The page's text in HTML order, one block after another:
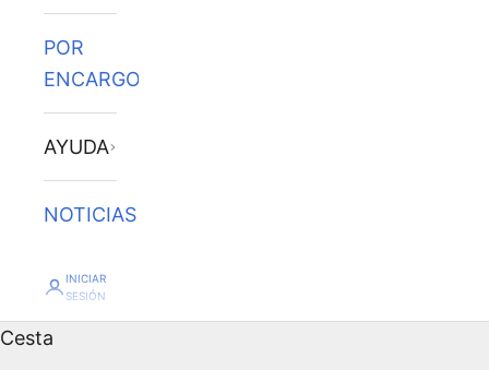
POR
ENCARGO
AYUDA
NOTICIAS
INICIAR
SESIÓN
Cesta